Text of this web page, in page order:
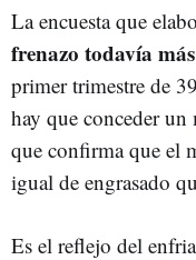
La encuesta que
frenazo todavía
primer trimestre de
hay que conceder
que confirma que el
igual de engrasado
Es el reflejo del